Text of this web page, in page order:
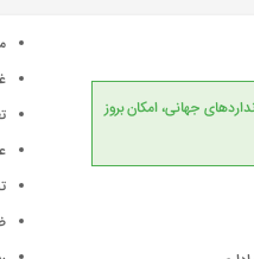
به دلیل تطابق با دانش به روز و مورد تایید استانداردهای جهانی، امکان بروز